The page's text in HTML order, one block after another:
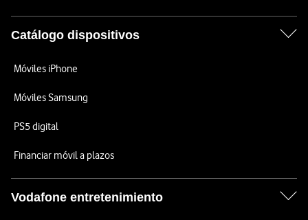
Catálogo dispositivos
Móviles iPhone
Móviles Samsung
PS5 digital
Financiar móvil a plazos
Vodafone entretenimiento